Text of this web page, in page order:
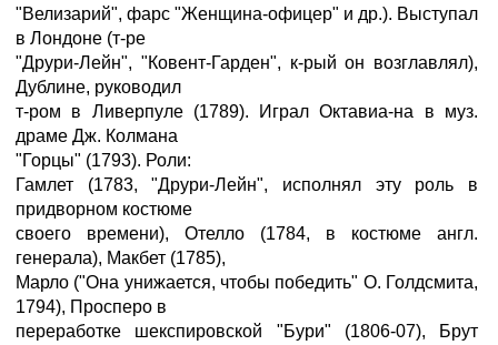
"Велизарий", фарс "Женщина-офицер" и др.). Выступал
в Лондоне (т-ре
"Друри-Лейн", "Ковент-Гарден", к-рый он возглавлял),
Дублине, руководил
т-ром в Ливерпуле (1789). Играл Октавиа-на в муз.
драме Дж. Колмана
"Горцы" (1793). Роли:
Гамлет (1783, "Друри-Лейн", исполнял эту роль в
придворном костюме
своего времени), Отелло (1784, в костюме англ.
генерала), Макбет (1785),
Марло ("Она унижается, чтобы победить" О. Голдсмита,
1794), Просперо в
переработке шекспировской "Бури" (1806-07), Брут